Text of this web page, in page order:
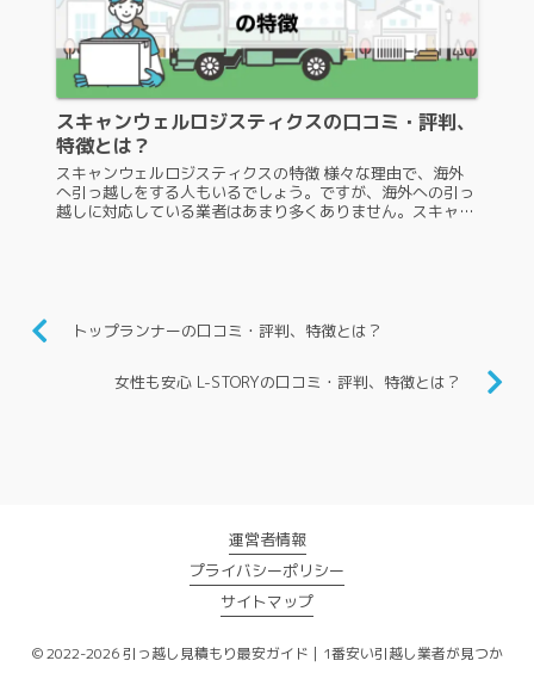
スキャンウェルロジスティクスの口コミ・評判、
特徴とは？
スキャンウェルロジスティクスの特徴 様々な理由で、海外
へ引っ越しをする人もいるでしょう。ですが、海外への引っ
越しに対応している業者はあまり多くありません。スキャン
トップランナーの口コミ・評判、特徴とは？
女性も安心 L-STORYの口コミ・評判、特徴とは？
運営者情報
プライバシーポリシー
サイトマップ
© 2022-2026 引っ越し見積もり最安ガイド｜1番安い引越し業者が見つか